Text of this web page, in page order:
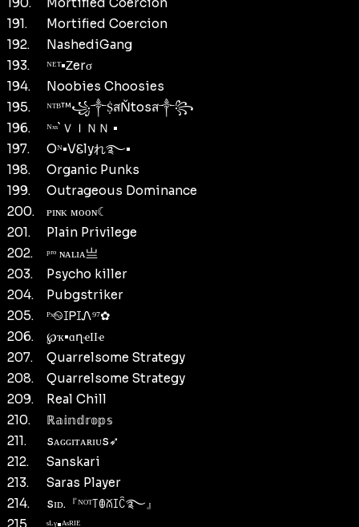
191.
Mortified Coercion
192.
NashediGang
193.
ᴺᴱᵀ•Ꮓerσ
194.
Noobies Choosies
195.
ᴺᵀᴮ™꧁༒ṨสŇtosส༒꧂
196.
ᴺˣˢ`ＶＩＮＮ •
197.
Oᴺ•VᏋlyれ࿐•
198.
Organic Punks
199.
Outrageous Dominance
200.
ᴘɪɴᴋ ᴍᴏᴏɴ☾
201.
Plain Privilege
202.
ᵖʳᵒ ɴᴀʟɪᴀ亗
203.
Psycho killer
204.
Pubgstriker
205.
ᴾˣ࿊ꀤᏢꀤᏁ⁹⁷✿
206.
℘ҡ•ɑղҽӀӀҽ
207.
Quarrelsome Strategy
208.
Quarrelsome Strategy
209.
Real Chill
210.
ℝ𝕒𝕚𝕟𝕕𝕣𝕠𝕡𝕤
211.
sᴀɢɢɪᴛᴀʀɪᴜs➶
212.
Sanskari
213.
Saras Player
214.
sɪᴅ.『ᴺᴼᵀ꓄ꂦꊼꀤꉓ࿐⁩』